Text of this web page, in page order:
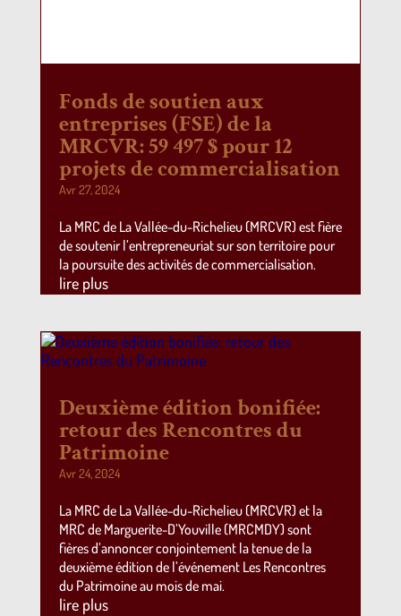
Fonds de soutien aux
entreprises (FSE) de la
MRCVR: 59 497 $ pour 12
projets de commercialisation
Avr 27, 2024
La MRC de La Vallée-du-Richelieu (MRCVR) est fière
de soutenir l’entrepreneuriat sur son territoire pour
la poursuite des activités de commercialisation.
lire plus
Deuxième édition bonifiée:
retour des Rencontres du
Patrimoine
Avr 24, 2024
La MRC de La Vallée-du-Richelieu (MRCVR) et la
MRC de Marguerite-D’Youville (MRCMDY) sont
fières d’annoncer conjointement la tenue de la
deuxième édition de l’événement Les Rencontres
du Patrimoine au mois de mai.
lire plus